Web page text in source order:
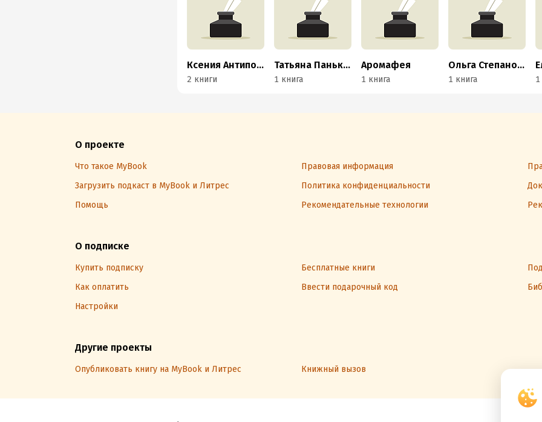
Ксения Антипова
2 книги
Татьяна Панькова
1 книга
Аромафея
1 книга
Ольга Степанова
1 книга 1
О проекте
Что такое MyBook Правовая информация
Загрузить подкаст в MyBook и Литрес
Политика конфиденциальности
Помощь
Рекомендательные технологии
О подписке
Купить подписку Бесплатные книги
Как оплатить
Ввести подарочный код
Настройки
Другие проекты
Опубликовать книгу на MyBook и Литрес Книжный вызов